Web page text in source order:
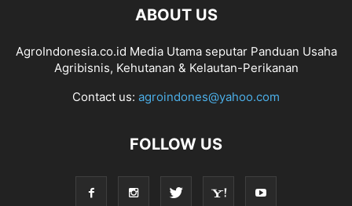
ABOUT US
AgroIndonesia.co.id Media Utama seputar Panduan Usaha
Agribisnis, Kehutanan & Kelautan-Perikanan
Contact us: agroindones@yahoo.com
FOLLOW US